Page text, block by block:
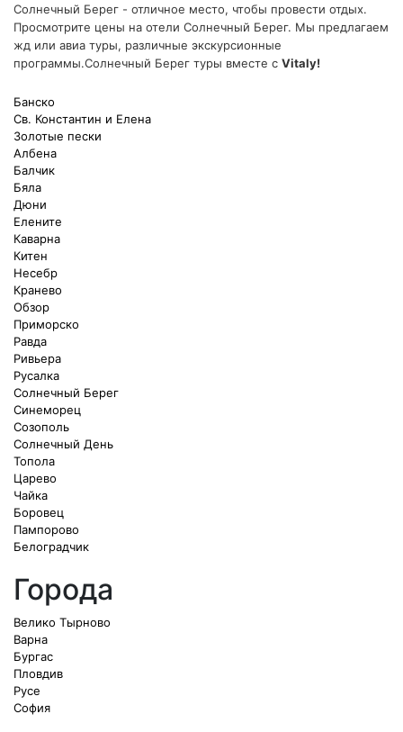
Банско
Св. Константин и Елена
Золотые пески
Албена
Балчик
Бяла
Дюни
Елените
Каварна
Китен
Несебр
Кранево
Обзор
Приморско
Равда
Ривьера
Русалка
Солнечный Берег
Синеморец
Созополь
Солнечный День
Топола
Царево
Чайка
Боровец
Пампорово
Белоградчик
Города
Велико Тырново
Варна
Бургас
Пловдив
Русе
София
Солнечный Берег - отличное место, чтобы провести отдых.
Просмотрите цены на отели Солнечный Берег. Мы предлагаем
жд или авиа туры, различные экскурсионные
программы.Солнечный Берег туры вместе с Vitaly!